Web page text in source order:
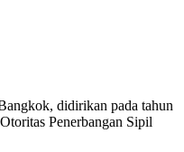
didirikan pada tahun
Penerbangan Sipil